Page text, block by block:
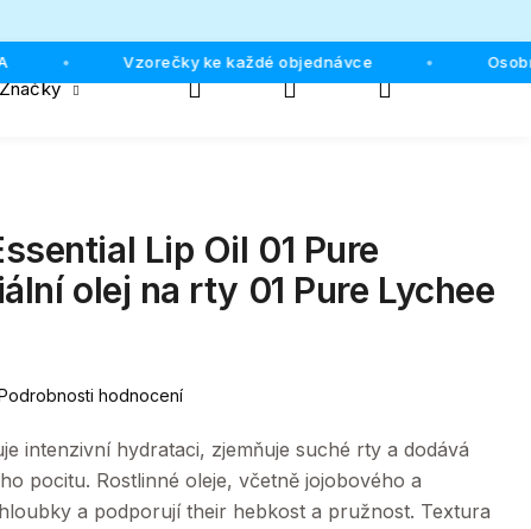
Vzorečky ke každé objednávce Osobní
Hledat PřihlášeníNákupní
hodnocení
Lip Oil 01 Pure
olej na rty 01 Pure Lychee
intenzivní hydrataci, zjemňuje suché rty a dodává
pocitu. Rostlinné oleje, včetně jojobového a
a podporují their hebkost a pružnost. Textura